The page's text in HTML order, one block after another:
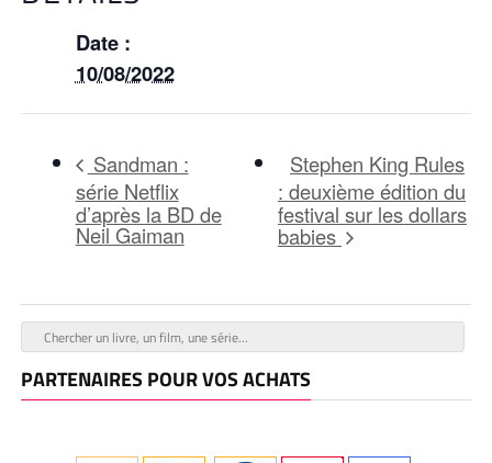
Date :
10/08/2022
Sandman :
série Netflix
d’après la BD de
Neil Gaiman
Stephen King Rules
: deuxième édition du
festival sur les dollars
babies
PARTENAIRES POUR VOS ACHATS